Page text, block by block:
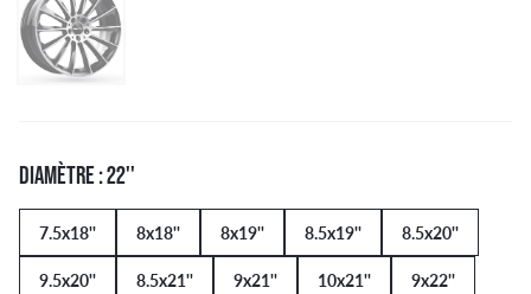
DIAMÈTRE : 22''
7.5x18'' 8x18'' 8x19'' 8.5x19''
8.5x20''
9.5x20''
8.5x21'' 9x21'' 10x21'' 9x22''